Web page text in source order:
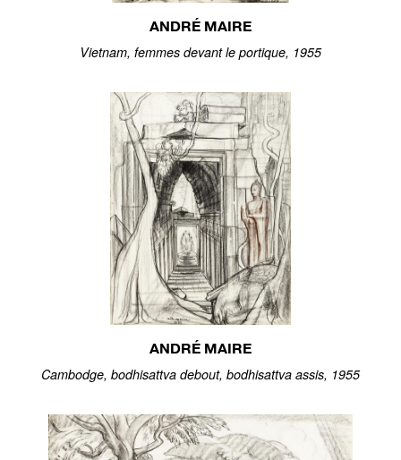
ANDRÉ MAIRE
Vietnam, femmes devant le portique, 1955
ANDRÉ MAIRE
Cambodge, bodhisattva debout, bodhisattva assis, 1955